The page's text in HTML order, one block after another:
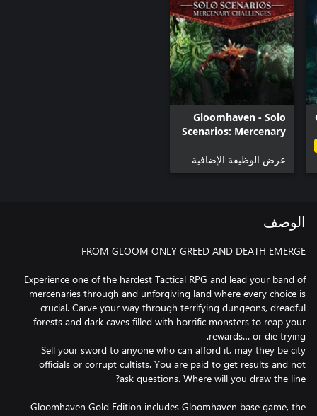
Gloomhaven - Solo
Scenarios: Mercenary
عرض الوظيفة الإضافية
الوصف
Experience one of the hardest Tactical RPG and lead your band of
mercenaries through and unforgiving land where every choice is
crucial. Carve your way through terrifying dungeons, dreadful
forests and dark caves filled with horrific monsters to reap your
Sell your sword to anyone who can afford it, may they be city
officials or corrupt cultists. You are paid to get results and not
Gloomhaven Gold Edition includes Gloomhaven base game, the